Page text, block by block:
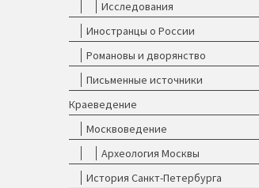
Исследования
Иностранцы о России
Романовы и дворянство
Письменные источники
Краеведение
Москвоведение
Археология Москвы
История Санкт-Петербурга